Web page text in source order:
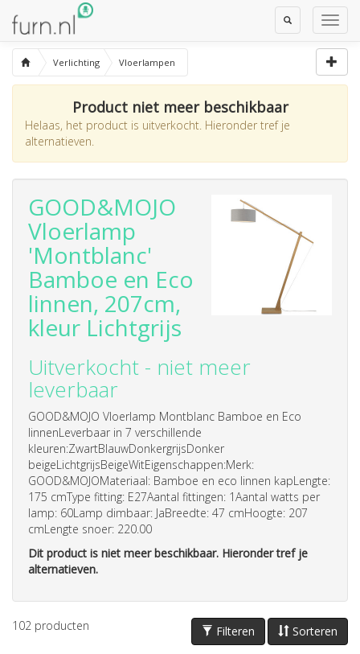
Toggle
Search
Verlichting Vloerlampen
Product niet meer beschikbaar
Helaas, het product is uitverkocht. Hieronder tref je
alternatieven.
GOOD&MOJO
Vloerlamp
'Montblanc'
Bamboe en Eco
linnen, 207cm,
kleur Lichtgrijs
Uitverkocht - niet meer
leverbaar
GOOD&MOJO Vloerlamp Montblanc Bamboe en Eco
linnenLeverbaar in 7 verschillende
kleuren:ZwartBlauwDonkergrijsDonker
beigeLichtgrijsBeigeWitEigenschappen:Merk:
GOOD&MOJOMateriaal: Bamboe en eco linnen kapLengte:
175 cmType fitting: E27Aantal fittingen: 1Aantal watts per
lamp: 60Lamp dimbaar: JaBreedte: 47 cmHoogte: 207
cmLengte snoer: 220.00
Dit product is niet meer beschikbaar. Hieronder tref je
alternatieven.
Sorteren
Filteren
102 producten